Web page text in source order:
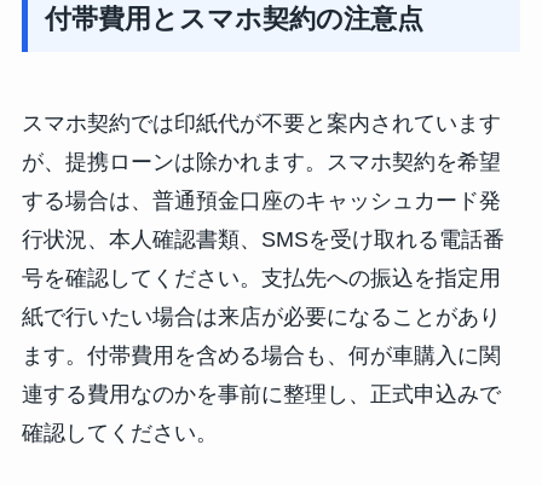
付帯費用とスマホ契約の注意点
スマホ契約では印紙代が不要と案内されています
が、提携ローンは除かれます。スマホ契約を希望
する場合は、普通預金口座のキャッシュカード発
行状況、本人確認書類、SMSを受け取れる電話番
号を確認してください。支払先への振込を指定用
紙で行いたい場合は来店が必要になることがあり
ます。付帯費用を含める場合も、何が車購入に関
連する費用なのかを事前に整理し、正式申込みで
確認してください。